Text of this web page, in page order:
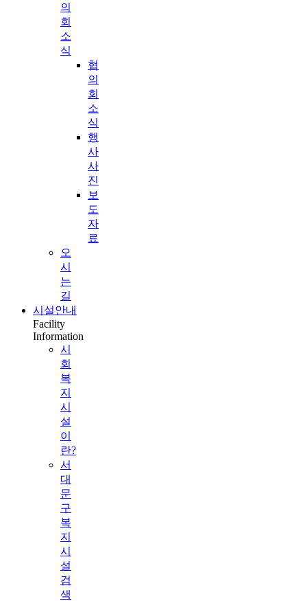
의
회
소
식
협
의
회
소
식
행
사
사
진
보
도
자
료
오
시
는
길
시설안내
Facility
Information
시
회
복
지
시
설
이
란?
서
대
문
구
복
지
시
설
검
색